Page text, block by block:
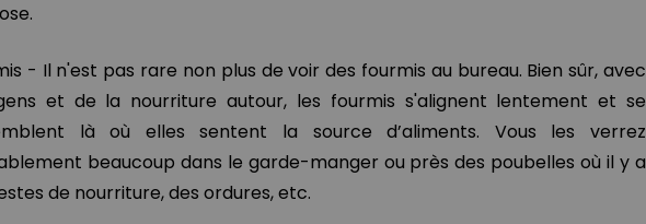
- Il n'est pas rare non plus de voir des fourmis au bureau. Bien sûr, avec
et de la nourriture autour, les fourmis s'alignent lentement et se
là où elles sentent la source d’aliments. Vous les verrez
beaucoup dans le garde-manger ou près des poubelles où il y a
de nourriture, des ordures, etc.